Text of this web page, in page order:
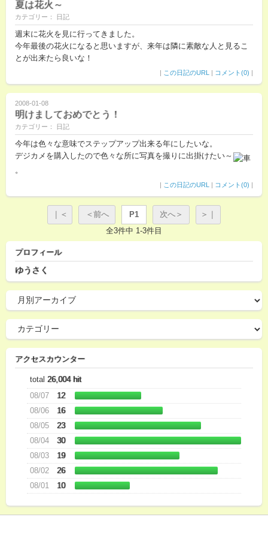
夏は花火～
カテゴリー： 日記
週末に花火を見に行ってきました。
今年最後の花火になると思いますが、来年は隣に素敵な人と見るこ
とが出来たら良いな！
| この日記のURL | コメント(0) |
2008-01-08
明けましておめでとう！
カテゴリー： 日記
今年は色々な意味でステップアップ出来る年にしたいな。
デジカメを購入したので色々な所に写真を撮りに出掛けたい～
。
| この日記のURL | コメント(0) |
｜＜ ＜前へ P1 次へ＞
＞｜
全3件中 1-3件目
プロフィール
ゆうさく
アクセスカウンター
total 26,004 hit
08/07
12
08/06
16
08/05
23
08/04
30
08/03
19
08/02
26
08/01
10